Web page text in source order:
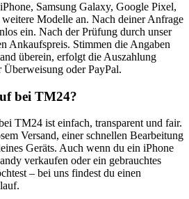
Samsung Galaxy, Google Pixel,
Modelle an. Nach deiner Anfrage
ein. Nach der Prüfung durch unser
Ankaufspreis. Stimmen die Angaben
überein, erfolgt die Auszahlung
oder PayPal.
bei TM24?
TM24 ist einfach, transparent und fair.
Versand, einer schnellen Bearbeitung
Geräts. Auch wenn du ein iPhone
verkaufen oder ein gebrauchtes
– bei uns findest du einen